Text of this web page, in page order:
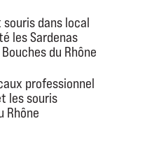
dans local
les Sardenas
du Rhône
professionnel
les souris
Rhône